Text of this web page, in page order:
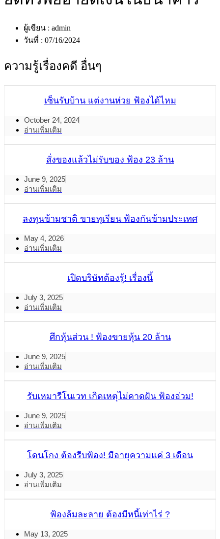
ผู้เขียน : admin
วันที่ : 07/16/2024
ความรู้เรื่องคดี อื่นๆ
เซ็นรับบ้าน แต่งานห่วย ฟ้องได้ไหม
October 24, 2024
อ่านเพิ่มเติม
สั่งของแล้วไม่รับของ ฟ้อง 23 ล้าน
June 9, 2025
อ่านเพิ่มเติม
ลงทุนข้ามชาติ ขายทุเรียน ฟ้องกันข้ามประเทศ
May 4, 2026
อ่านเพิ่มเติม
เปิดบริษัทต้องรู้! เรื่องนี้
July 3, 2025
อ่านเพิ่มเติม
ศึกหุ้นส่วน ! ฟ้องขายหุ้น 20 ล้าน
June 9, 2025
อ่านเพิ่มเติม
รับเหมารีโนเวท เกิดเหตุไม่คาดฝัน ฟ้องอ่วม!
June 9, 2025
อ่านเพิ่มเติม
โดนโกง ต้องรีบฟ้อง! มีอายุความแค่ 3 เดือน
July 3, 2025
อ่านเพิ่มเติม
ฟ้องล้มละลาย ต้องมีหนี้เท่าไร่ ?
May 13, 2025